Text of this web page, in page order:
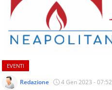
quotidiani
mondo
dell'alimentazione,
consumi
fuoricasa,
del
EVENTI
Redazione 4 Gen 2023 - 07:52